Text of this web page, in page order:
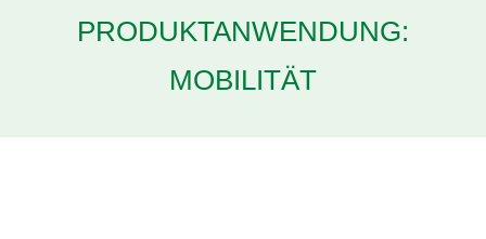
PRODUKTANWENDUNG:
MOBILITÄT